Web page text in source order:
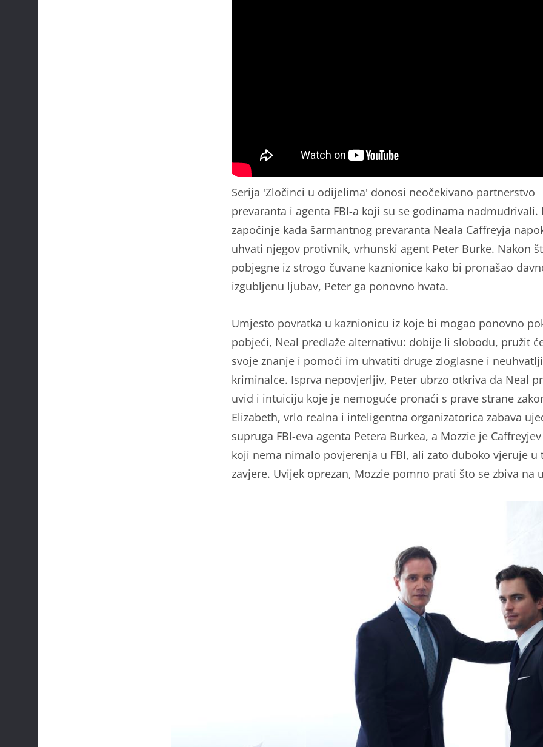
Serija 'Zločinci u odijelima' donosi neočekivano partnerstvo
prevaranta i agenta FBI-a koji su se godinama nadmudrivali.
započinje kada šarmantnog prevaranta Neala Caffreyja
uhvati njegov protivnik, vrhunski agent Peter Burke. Nakon
pobjegne iz strogo čuvane kaznionice kako bi pronašao
izgubljenu ljubav, Peter ga ponovno hvata.
Umjesto povratka u kaznionicu iz koje bi mogao ponovno
pobjeći, Neal predlaže alternativu: dobije li slobodu, pružit
svoje znanje i pomoći im uhvatiti druge zloglasne i
kriminalce. Isprva nepovjerljiv, Peter ubrzo otkriva da Neal
uvid i intuiciju koje je nemoguće pronaći s prave strane
Elizabeth, vrlo realna i inteligentna organizatorica zabava
supruga FBI-eva agenta Petera Burkea, a Mozzie je
koji nema nimalo povjerenja u FBI, ali zato duboko vjeruje u
zavjere. Uvijek oprezan, Mozzie pomno prati što se zbiva na